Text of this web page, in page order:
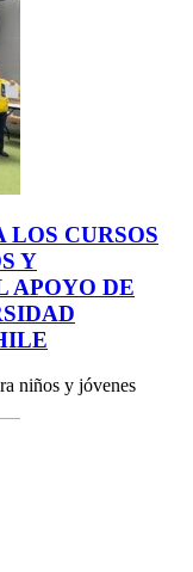
LOS CURSOS
Y
APOYO DE
niños y jóvenes